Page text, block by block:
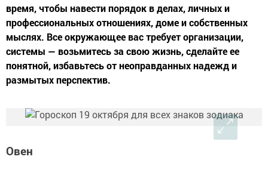
время, чтобы навести порядок в делах, личных и
профессиональных отношениях, доме и собственных
мыслях. Все окружающее вас требует организации,
системы — возьмитесь за свою жизнь, сделайте ее
понятной, избавьтесь от неоправданных надежд и
размытых перспектив.
Овен